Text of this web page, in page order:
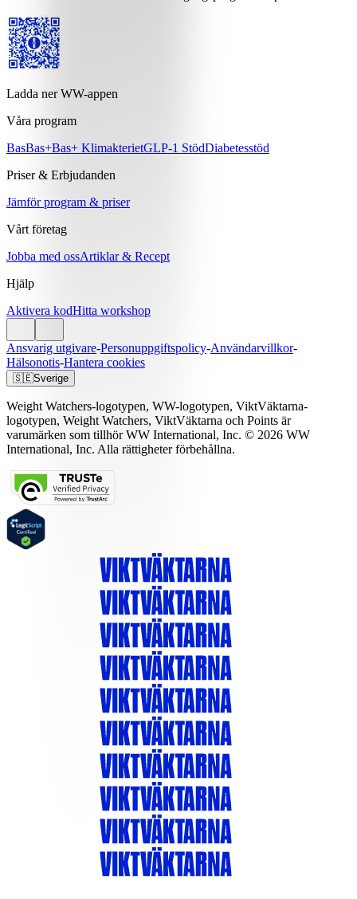
Ladda ner WW-appen
Våra program
BasBas+Bas+ KlimakterietGLP-1 StödDiabetesstöd
Priser & Erbjudanden
Jämför program & priser
Vårt företag
Jobba med ossArtiklar & Recept
Hjälp
Aktivera kodHitta workshop
Ansvarig utgivare-Personuppgiftspolicy-Användarvillkor-
Hälsonotis-Hantera cookies
🇸🇪Sverige
Weight Watchers-logotypen, WW-logotypen, ViktVäktarna-
logotypen, Weight Watchers, ViktVäktarna och Points är
varumärken som tillhör WW International, Inc. © 2026 WW
International, Inc. Alla rättigheter förbehållna.